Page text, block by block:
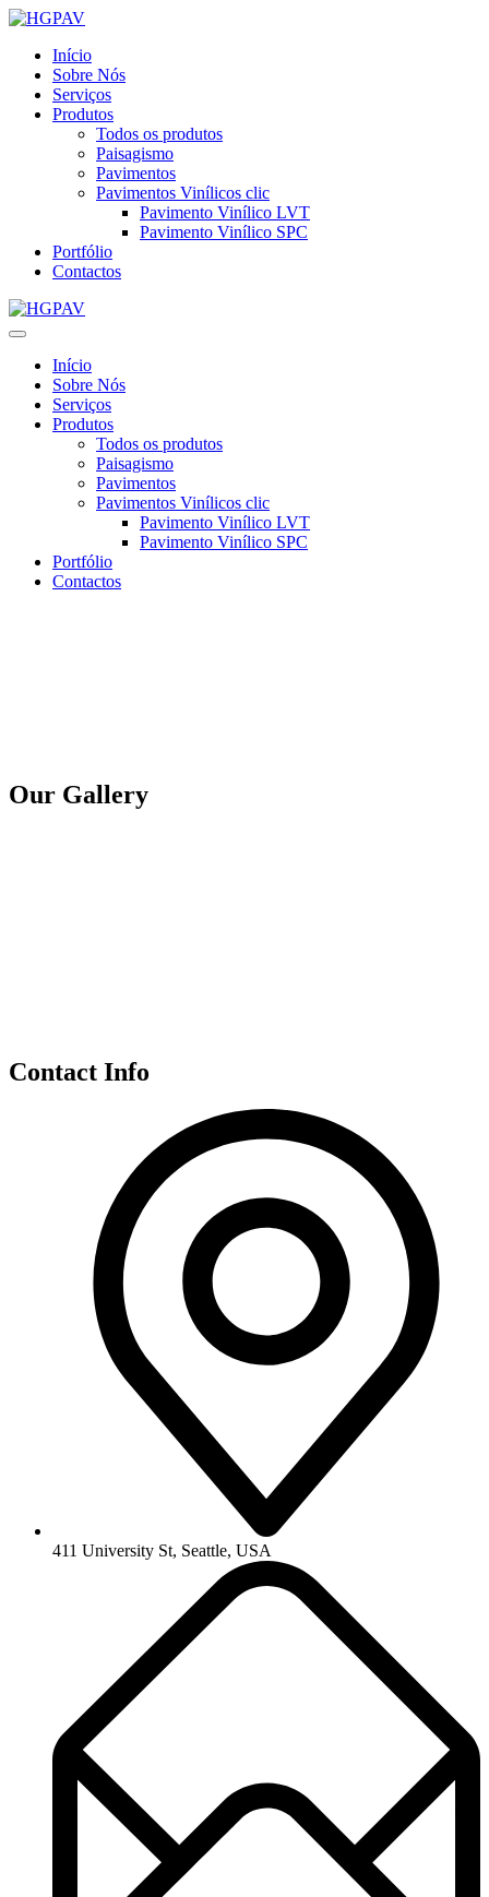
Início
Sobre Nós
Serviços
Produtos
Todos os produtos
Paisagismo
Pavimentos
Pavimentos Vinílicos clic
Pavimento Vinílico LVT
Pavimento Vinílico SPC
Portfólio
Contactos
Início
Sobre Nós
Serviços
Produtos
Todos os produtos
Paisagismo
Pavimentos
Pavimentos Vinílicos clic
Pavimento Vinílico LVT
Pavimento Vinílico SPC
Portfólio
Contactos
Our Gallery
Contact Info
411 University St, Seattle, USA